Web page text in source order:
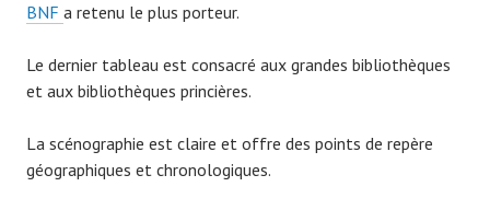
BNF a retenu le plus porteur.
Le dernier tableau est consacré aux grandes bibliothèques
et aux bibliothèques princières.
La scénographie est claire et offre des points de repère
géographiques et chronologiques.